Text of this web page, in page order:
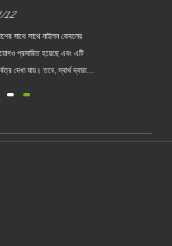
12
সাথে সাথে নাইলন কেবলের
প্রসারিত হয়েছে এবং এটি
দেখা যায়। তবে, স্বার্থ দ্বারা
আশা করি এটি আপনাকে স......